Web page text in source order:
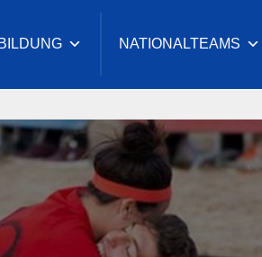
NATIONALTEAMS